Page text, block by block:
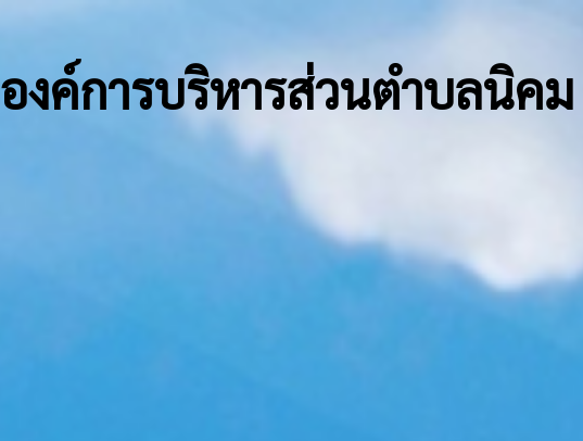
องค์การบริหารส่วนตำบลนิคม